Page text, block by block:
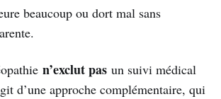
beaucoup ou dort mal sans
n’exclut pas un suivi médical
d’une approche complémentaire, qui